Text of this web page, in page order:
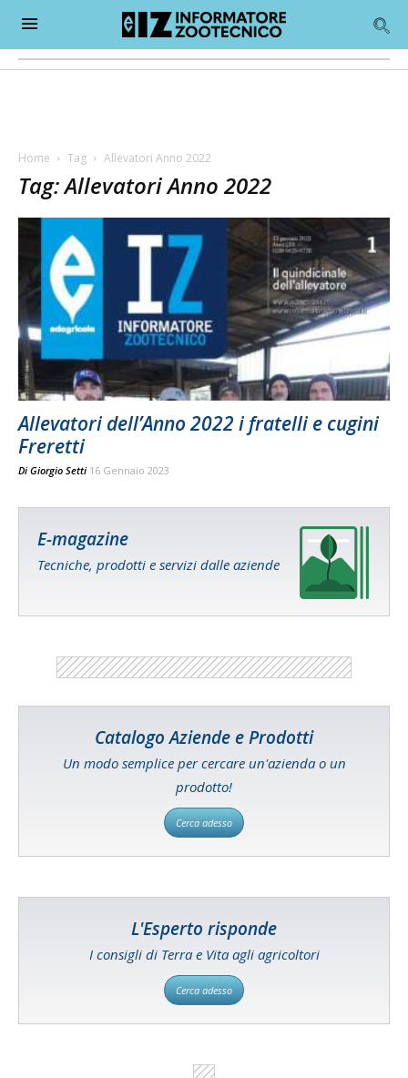
Home Tag Allevatori Anno 2022
Tag: Allevatori Anno 2022
Allevatori dell’Anno 2022 i fratelli e cugini
Freretti
Di Giorgio Setti 16 Gennaio 2023
E-magazine
Tecniche, prodotti e servizi dalle aziende
Catalogo Aziende e Prodotti
Un modo semplice per cercare un'azienda o un
prodotto!
Cerca adesso
L'Esperto risponde
I consigli di Terra e Vita agli agricoltori
Cerca adesso